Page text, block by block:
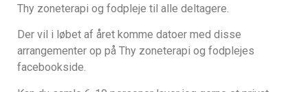
Thy zoneterapi og fodpleje til alle deltagere.
Der vil i løbet af året komme datoer med disse
arrangementer op på Thy zoneterapi og fodplejes
facebookside.